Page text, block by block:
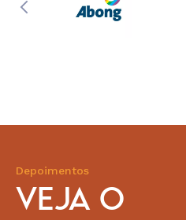
Depoimentos
VEJA O